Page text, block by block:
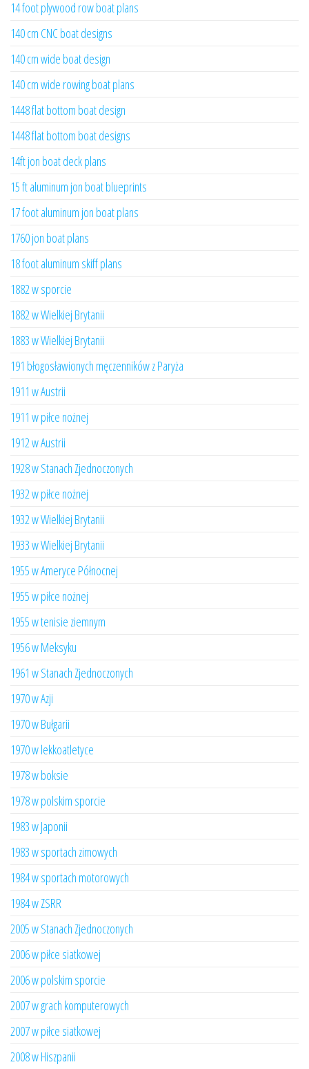
14 foot plywood row boat plans
140 cm CNC boat designs
140 cm wide boat design
140 cm wide rowing boat plans
1448 flat bottom boat design
1448 flat bottom boat designs
14ft jon boat deck plans
15 ft aluminum jon boat blueprints
17 foot aluminum jon boat plans
1760 jon boat plans
18 foot aluminum skiff plans
1882 w sporcie
1882 w Wielkiej Brytanii
1883 w Wielkiej Brytanii
191 błogosławionych męczenników z Paryża
1911 w Austrii
1911 w piłce nożnej
1912 w Austrii
1928 w Stanach Zjednoczonych
1932 w piłce nożnej
1932 w Wielkiej Brytanii
1933 w Wielkiej Brytanii
1955 w Ameryce Północnej
1955 w piłce nożnej
1955 w tenisie ziemnym
1956 w Meksyku
1961 w Stanach Zjednoczonych
1970 w Azji
1970 w Bułgarii
1970 w lekkoatletyce
1978 w boksie
1978 w polskim sporcie
1983 w Japonii
1983 w sportach zimowych
1984 w sportach motorowych
1984 w ZSRR
2005 w Stanach Zjednoczonych
2006 w piłce siatkowej
2006 w polskim sporcie
2007 w grach komputerowych
2007 w piłce siatkowej
2008 w Hiszpanii